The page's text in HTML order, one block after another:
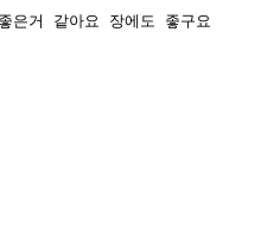
은거 같아요 장에도 좋구요